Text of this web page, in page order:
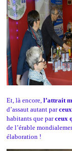
Et, là encore, l’attrait
d’assaut autant par
habitants que parceux
de l’érable
élaboration !